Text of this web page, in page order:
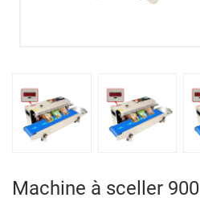
Machine à sceller 900